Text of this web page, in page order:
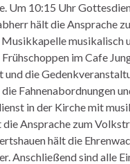
Um 10:15 Uhr
hält die Ansprache
musikalisch
im Cafe
die
Fahnenabordnungen
in der Kirche mit
Ansprache zum
hält die
Anschließend sind alle